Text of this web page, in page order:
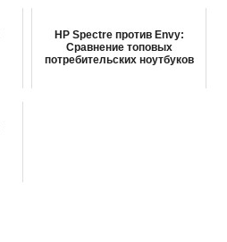
HP Spectre против Envy:
Сравнение топовых
потребительских ноутбуков